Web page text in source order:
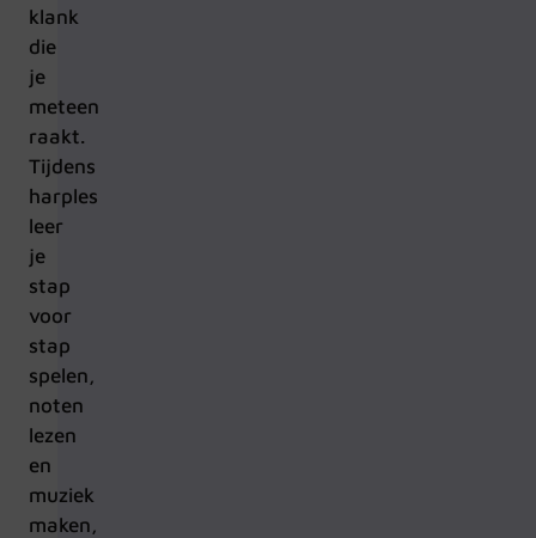
klank
die
je
meteen
raakt.
Tijdens
harples
leer
je
stap
voor
stap
spelen,
noten
lezen
en
muziek
maken,